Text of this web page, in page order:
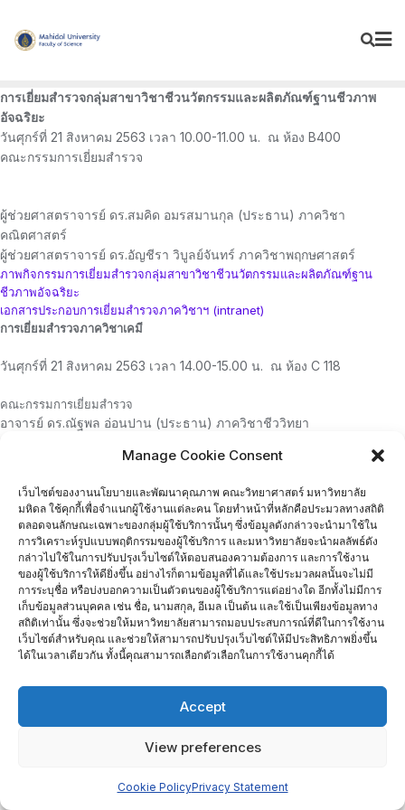
Manage Cookie Consent
เว็บไซต์ของงานนโยบายและพัฒนาคุณภาพ คณะวิทยาศาสตร์ มหาวิทยาลัย
มหิดล ใช้คุกกี้เพื่อจำแนกผู้ใช้งานแต่ละคน โดยทำหน้าที่หลักคือประมวลทางสถิติ
ตลอดจนลักษณะเฉพาะของกลุ่มผู้ใช้บริการนั้นๆ ซึ่งข้อมูลดังกล่าวจะนำมาใช้ใน
การวิเคราะห์รูปแบบพฤติกรรมของผู้ใช้บริการ และมหาวิทยาลัยจะนำผลลัพธ์ดัง
กล่าวไปใช้ในการปรับปรุงเว็บไซต์ให้ตอบสนองความต้องการ และการใช้งาน
ของผู้ใช้บริการให้ดียิ่งขึ้น อย่างไรก็ตามข้อมูลที่ได้และใช้ประมวลผลนั้นจะไม่มี
การระบุชื่อ หรือบ่งบอกความเป็นตัวตนของผู้ใช้บริการแต่อย่างใด อีกทั้งไม่มีการ
เก็บข้อมูลส่วนบุคคล เช่น ชื่อ, นามสกุล, อีเมล เป็นต้น และใช้เป็นเพียงข้อมูลทาง
สถิติเท่านั้น ซึ่งจะช่วยให้มหาวิทยาลัยสามารถมอบประสบการณ์ที่ดีในการใช้งาน
เว็บไซต์สำหรับคุณ และช่วยให้สามารถปรับปรุงเว็บไซต์ให้มีประสิทธิภาพยิ่งขึ้น
ได้ในเวลาเดียวกัน ทั้งนี้คุณสามารถเลือกตัวเลือกในการใช้งานคุกกี้ได้
Accept
View preferences
Cookie PolicyPrivacy Statement
content
การเยี่ยมสำรวจกลุ่มสาขาวิชาชีวนวัตกรรมและผลิตภัณฑ์ฐานชีวภาพ
อัจฉริยะ
วันศุกร์ที่ 21 สิงหาคม 2563 เวลา 10.00-11.00 น. ณ ห้อง B400
คณะกรรมการเยี่ยมสำรวจ
ผู้ช่วยศาสตราจารย์ ดร.สมคิด อมรสมานกุล (ประธาน) ภาควิชา
คณิตศาสตร์
ผู้ช่วยศาสตราจารย์ ดร.อัญชีรา วิบูลย์จันทร์ ภาควิชาพฤกษศาสตร์
ภาพกิจกรรมการเยี่ยมสำรวจกลุ่มสาขาวิชาชีวนวัตกรรมและผลิตภัณฑ์ฐาน
ชีวภาพอัจฉริยะ
เอกสารประกอบการเยี่ยมสำรวจภาควิชาฯ (intranet)
การเยี่ยมสำรวจภาควิชาเคมี
วันศุกร์ที่ 21 สิงหาคม 2563 เวลา 14.00-15.00 น. ณ ห้อง C 118
คณะกรรมการเยี่ยมสำรวจ
อาจารย์ ดร.ณัฐพล อ่อนปาน (ประธาน) ภาควิชาชีววิทยา
รองศาสตราจารย์ ดร.จรัญญา ณรงคะชวนะ ภาควิชาเทคโนโลยีชีวภาพ
ภาพกิจกรรมการเยี่ยมสำรวจภาควิชาเคมี
ลิ้งค์ที่เกี่ยวข้อง
การสำรวจภาควิชาปีงบประมาณ 2563
จำนวนผู้เยี่ยมชม : 652
Home ติดต่อเรา
Copyright ©2026 งานนโยบายและพัฒนาคุณภาพ . All rights
reserved.Powered byWordPress &Designed by
Bizberg Themes